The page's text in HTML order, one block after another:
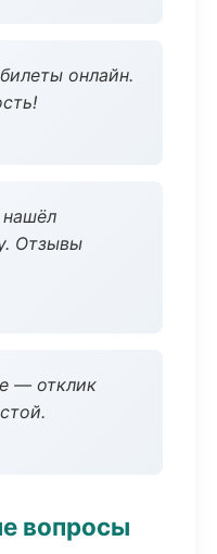
онлайн.
Отзывы
— отклик
вопросы